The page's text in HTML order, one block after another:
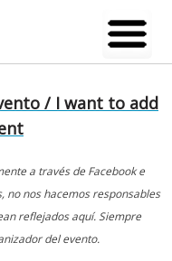
/ I want to add
a través de Facebook e
nos hacemos responsables
reflejados aquí. Siempre
del evento.